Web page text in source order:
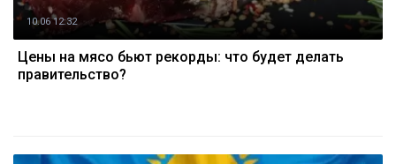
10.06 12:32
Цены на мясо бьют рекорды: что будет делать
правительство?